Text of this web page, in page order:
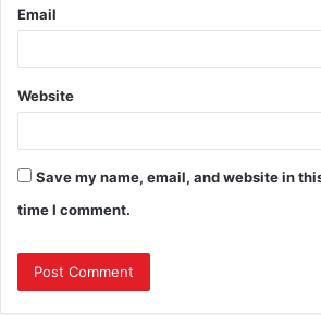
Email
Website
Save my name, email, and website in
time I comment.